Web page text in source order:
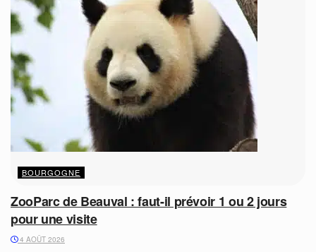
BOURGOGNE
ZooParc de Beauval : faut-il prévoir 1 ou 2 jours
pour une visite
4 AOÛT 2026